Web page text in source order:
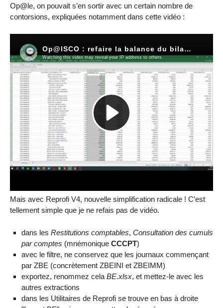
Op@le, on pouvait s’en sortir avec un certain nombre de
contorsions, expliquées notamment dans cette vidéo :
Mais avec Reprofi V4, nouvelle simplification radicale ! C’est
tellement simple que je ne refais pas de vidéo.
dans les Restitutions comptables, Consultation des cumuls
par comptes (mnémonique CCCPT)
avec le filtre, ne conservez que les journaux commençant
par ZBE (concrètement ZBEINI et ZBEIMM)
exportez, renommez cela BE.xlsx, et mettez-le avec les
autres extractions
dans les Utilitaires de Reprofi se trouve en bas à droite